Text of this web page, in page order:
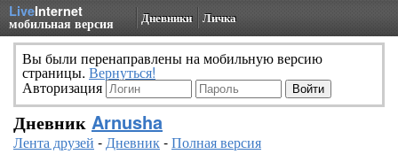
LiveInternet
мобильная версия Дневники Личка
Вы были перенаправлены на мобильную версию
страницы. Вернуться!
Авторизация
Дневник Arnusha
Лента друзей -Дневник-Полная версия